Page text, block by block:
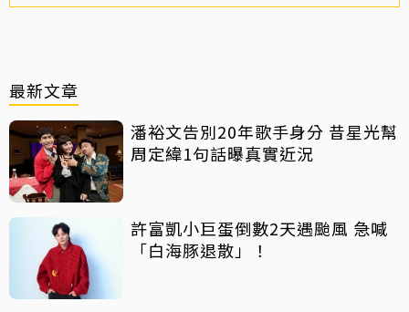
最新文章
潘裕文告別20年歌手身分 昔星光幫
周定緯1句話曝真實近況
許富凱小巨蛋倒數2天遇颱風 急喊
「白海豚退散」！